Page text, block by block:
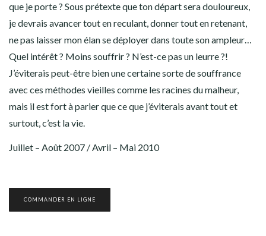
que je porte ? Sous prétexte que ton départ sera douloureux,
je devrais avancer tout en reculant, donner tout en retenant,
ne pas laisser mon élan se déployer dans toute son ampleur…
Quel intérêt ? Moins souffrir ? N’est-ce pas un leurre ?!
J’éviterais peut-être bien une certaine sorte de souffrance
avec ces méthodes vieilles comme les racines du malheur,
mais il est fort à parier que ce que j’éviterais avant tout et
surtout, c’est la vie.
Juillet – Août 2007 / Avril – Mai 2010
COMMANDER EN LIGNE